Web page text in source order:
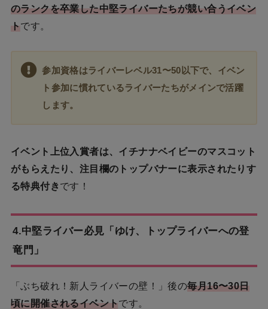
のランクを卒業した中堅ライバーたちが競い合うイベン
ト です。
参加資格はライバーレベル31〜50以下で、イベン
ト参加に慣れているライバーたちがメインで活躍
します。
イベント上位入賞者は、イチナナベイビーのマスコット
がもらえたり、注目欄のトップバナーに表示されたりす
る特典付き です！
4.中堅ライバー必見「ゆけ、トップライバーへの登
竜門」
「ぶち破れ！新人ライバーの壁！」後の毎月16〜30日
頃に開催されるイベント です。